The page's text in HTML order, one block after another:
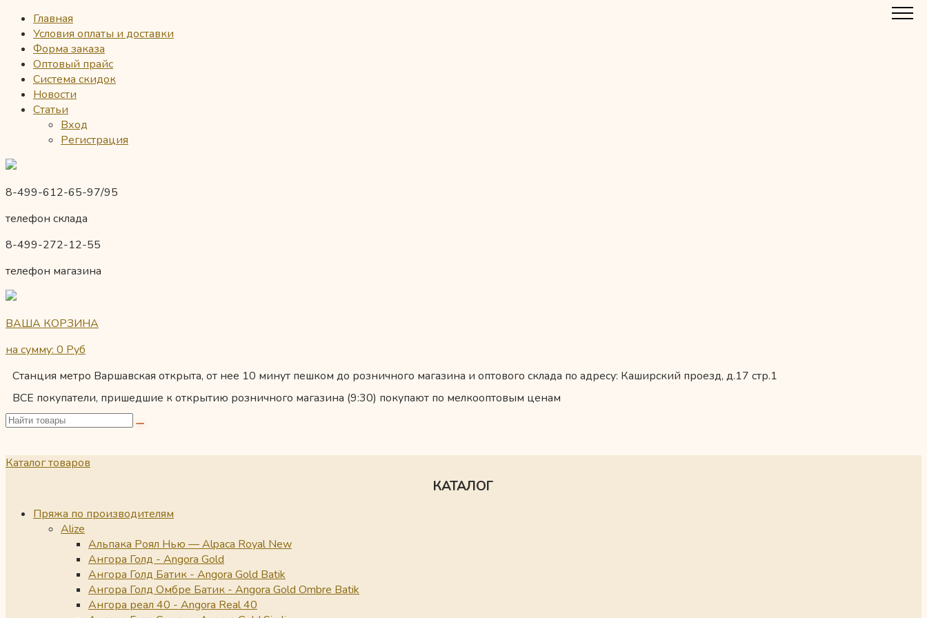
Главная
Условия оплаты и доставки
Форма заказа
Оптовый прайс
Система скидок
Новости
Статьи
Вход
Регистрация
8-499-612-65-97/95
телефон склада
8-499-272-12-55
телефон магазина
ВАША КОРЗИНА
на сумму: 0 Руб
Станция метро Варшавская открыта, от нее 10 минут пешком до розничного магазина и оптового склада по адресу: Каширский проезд, д.17 стр.1
ВСЕ покупатели, пришедшие к открытию розничного магазина (9:30) покупают по мелкооптовым ценам
Каталог товаров
КАТАЛОГ
Пряжа по производителям
Alize
Альпака Роял Нью — Alpaca Royal New
Ангора Голд - Angora Gold
Ангора Голд Батик - Angora Gold Batik
Ангора Голд Омбре Батик - Angora Gold Ombre Batik
Ангора реал 40 - Angora Real 40